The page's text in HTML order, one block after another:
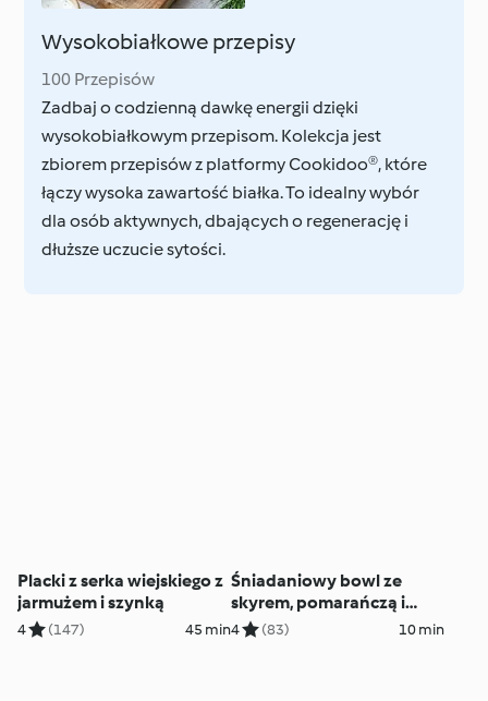
Wysokobiałkowe przepisy
100 Przepisów
Zadbaj o codzienną dawkę energii dzięki
wysokobiałkowym przepisom. Kolekcja jest
zbiorem przepisów z platformy Cookidoo®, które
łączy wysoka zawartość białka. To idealny wybór
dla osób aktywnych, dbających o regenerację i
dłuższe uczucie sytości.
Placki z serka wiejskiego z
jarmużem i szynką
4 (147) 45 min
Śniadaniowy bowl ze
skyrem, pomarańczą i
syropem
4 (83) 10 min